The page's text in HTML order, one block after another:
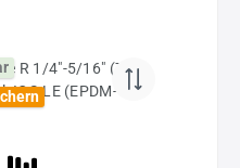
Mineralöle), milde
nach
für
Schläuche, •G-